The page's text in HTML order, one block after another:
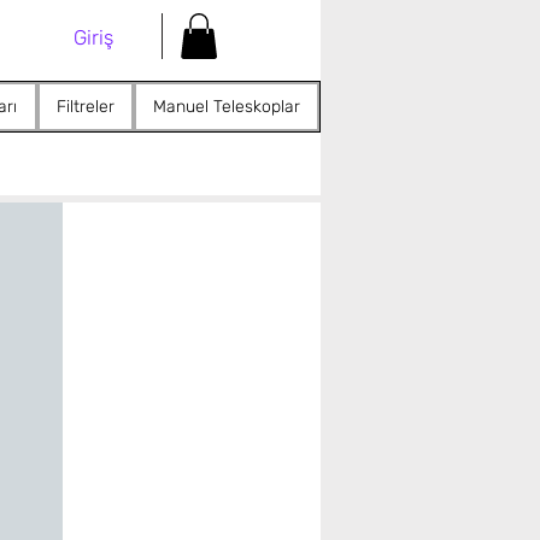
Giriş
Filtreler Manuel Teleskoplar